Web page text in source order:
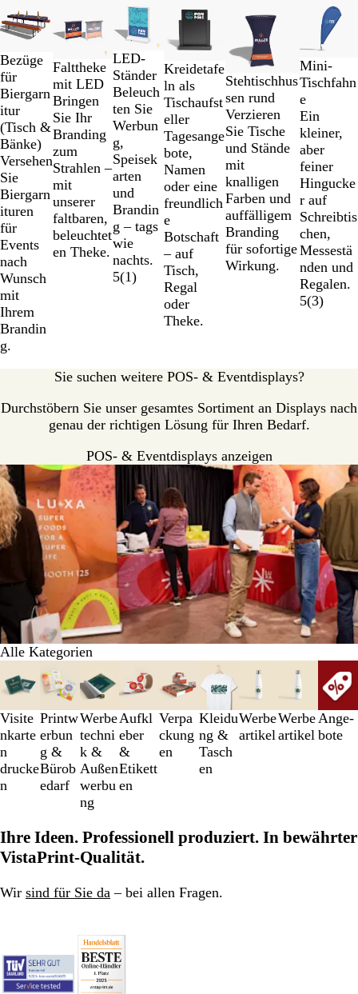
Neu
Bezüge
für
Biergarn
itur
(Tisch &
Bänke)
Versehen
Sie
Biergarn
ituren
für
Events
nach
Wunsch
mit
Ihrem
Brandin
g.
Falttheke
mit LED
Bringen
Sie Ihr
Branding
zum
Strahlen –
mit
unserer
faltbaren,
beleuchtet
en Theke.
LED-
Ständer
Beleuch
ten Sie
Werbun
g,
Speisek
arten
und
Brandin
g – tags
wie
nachts.
5(1)
Kreidetafe
ln als
Tischaufst
eller
Tagesange
bote,
Namen
oder eine
freundlich
e
Botschaft
– auf
Tisch,
Regal
oder
Theke.
Stehtischhus
sen rund
Verzieren
Sie Tische
und Stände
mit
knalligen
Farben und
auffälligem
Branding
für sofortige
Wirkung.
Mini-
Tischfahn
e
Ein
kleiner,
aber
feiner
Hingucke
r auf
Schreibtis
chen,
Messestä
nden und
Regalen.
5(3)
1
bis
2
von
6
Sie suchen weitere POS- & Eventdisplays?
Durchstöbern Sie unser gesamtes Sortiment an Displays nach
genau der richtigen Lösung für Ihren Bedarf.
POS- & Eventdisplays anzeigen
Alle Kategorien
Visite
nkarte
n
drucke
n
Printw
erbun
g &
Bürob
edarf
Werbe
techni
k &
Außen
werbu
ng
Aufkl
eber
&
Etikett
en
Verpa
ckung
en
Kleidu
ng &
Tasch
en
Werbe
artikel
Werbe
artikel
An­­ge­­
bo­­te
Galeriebilder
1
3
von
9
Ihre Ideen. Professionell produziert. In bewährter
VistaPrint-Qualität.
Wir sind für Sie da – bei allen Fragen.